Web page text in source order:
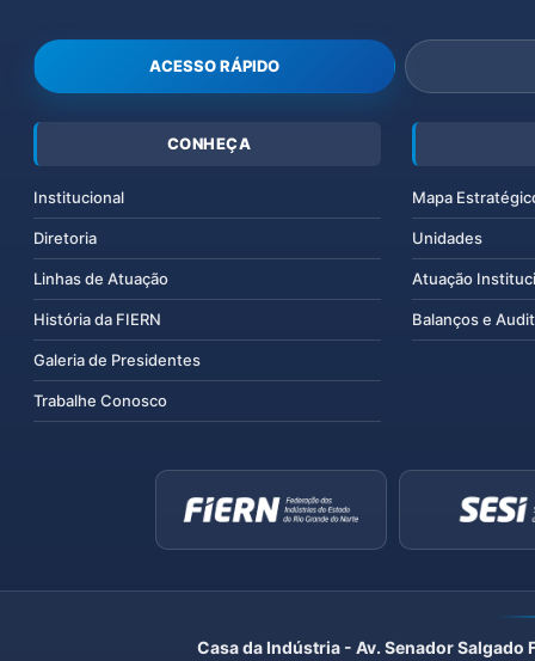
ACESSO RÁPIDO
CONHEÇA
Institucional
Diretoria
Linhas de Atuação
História da FIERN
Galeria de Presidentes
Trabalhe Conosco
Mapa
Unidades
Atuação
Balanços e
Casa da Indústria - Av. Senador